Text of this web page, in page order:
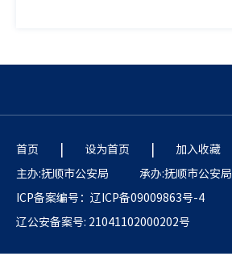
首页 | 设为首页 |
加入收藏
主办:抚顺市公安局
承办:抚顺市公安局
ICP备案编号：辽ICP备09009863号-4
辽公安备案号: 21041102000202号